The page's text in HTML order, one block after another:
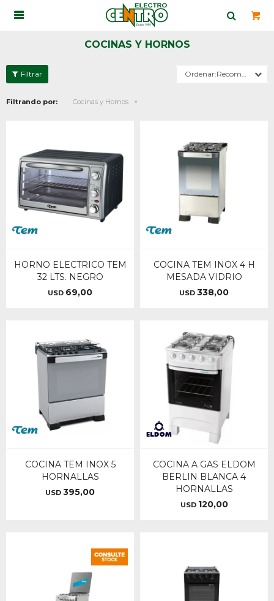

COCINAS Y HORNOS
Recomendados
Filtrando por: Cocinas y Hornos
HORNO ELECTRICO TEM
32 LTS. NEGRO
USD 69,00
COCINA TEM INOX 4 H
MESADA VIDRIO
USD 338,00
COCINA TEM INOX 5
HORNALLAS
USD 395,00
COCINA A GAS ELDOM
BERLIN BLANCA 4
HORNALLAS
USD 120,00